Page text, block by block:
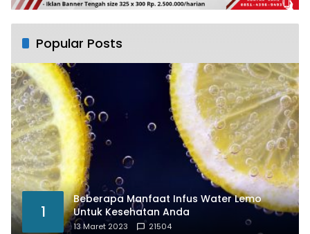
Popular Posts
1
Beberapa Manfaat Infus Water Lemo
Untuk Kesehatan Anda
13 Maret 2023 21504